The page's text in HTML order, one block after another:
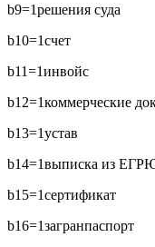
b9=1решения суда
b10=1счет
b11=1инвойс
b12=1коммерческие
b13=1устав
b14=1выписка из
b15=1сертификат
b16=1загранпаспорт